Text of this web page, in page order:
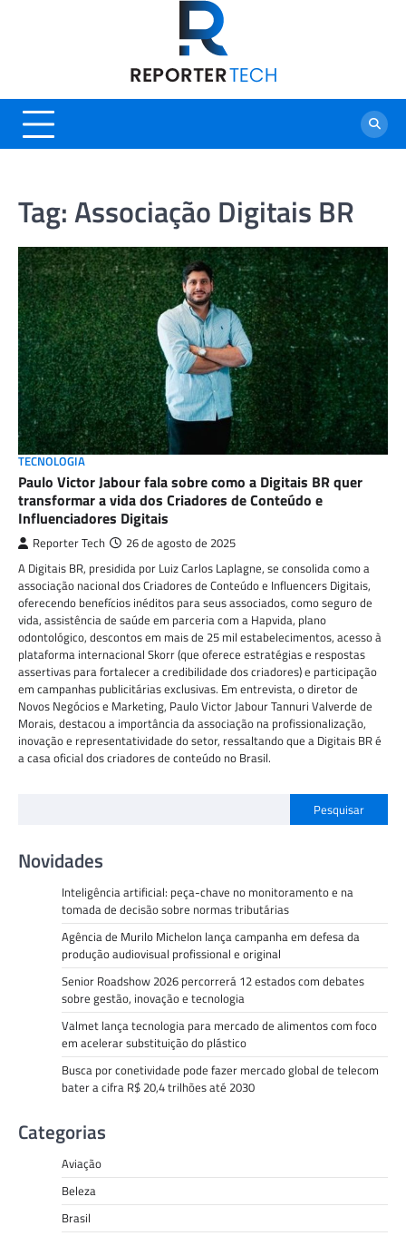
Tag:Associação Digitais BR
TECNOLOGIA
Paulo Victor Jabour fala sobre como a Digitais BR quer
transformar a vida dos Criadores de Conteúdo e
Influenciadores Digitais
Reporter Tech 26 de agosto de 2025
A Digitais BR, presidida por Luiz Carlos Laplagne, se consolida como a
associação nacional dos Criadores de Conteúdo e Influencers Digitais,
oferecendo benefícios inéditos para seus associados, como seguro de
vida, assistência de saúde em parceria com a Hapvida, plano
odontológico, descontos em mais de 25 mil estabelecimentos, acesso à
plataforma internacional Skorr (que oferece estratégias e respostas
assertivas para fortalecer a credibilidade dos criadores) e participação
em campanhas publicitárias exclusivas. Em entrevista, o diretor de
Novos Negócios e Marketing, Paulo Victor Jabour Tannuri Valverde de
Morais, destacou a importância da associação na profissionalização,
inovação e representatividade do setor, ressaltando que a Digitais BR é
a casa oficial dos criadores de conteúdo no Brasil.
Pesquisar
Novidades
Inteligência artificial: peça-chave no monitoramento e na
tomada de decisão sobre normas tributárias
Agência de Murilo Michelon lança campanha em defesa da
produção audiovisual profissional e original
Senior Roadshow 2026 percorrerá 12 estados com debates
sobre gestão, inovação e tecnologia
Valmet lança tecnologia para mercado de alimentos com foco
em acelerar substituição do plástico
Busca por conetividade pode fazer mercado global de telecom
bater a cifra R$ 20,4 trilhões até 2030
Categorias
Aviação
Beleza
Brasil